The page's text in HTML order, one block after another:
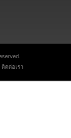
ติดต่อเรา